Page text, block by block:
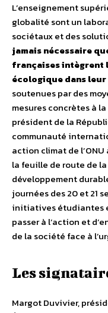
L’enseignement
globalité sont un
sociétaux et des
jamais nécessaire
françaises intègrent
écologique dans
soutenues par des
mesures concrètes à
président de la
communauté
action climat de l’ONU
la feuille de route de
développement
journées des 20 et 21
initiatives étudiantes
passer à l’action et
de la société face à
Les
Margot Duvivier,